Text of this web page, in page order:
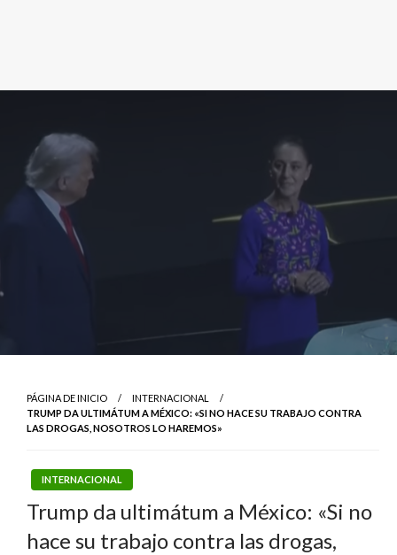
PÁGINA DE INICIO
INTERNACIONAL
TRUMP DA ULTIMÁTUM A MÉXICO: «SI NO HACE SU TRABAJO CONTRA
LAS DROGAS, NOSOTROS LO HAREMOS»
INTERNACIONAL
Trump da ultimátum a México: «Si no
hace su trabajo contra las drogas,